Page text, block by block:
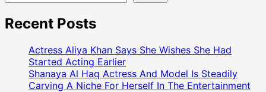
Recent Posts
Actress Aliya Khan Says She Wishes She Had
Started Acting Earlier
Shanaya Al Haq Actress And Model Is Steadily
Carving A Niche For Herself In The Entertainment